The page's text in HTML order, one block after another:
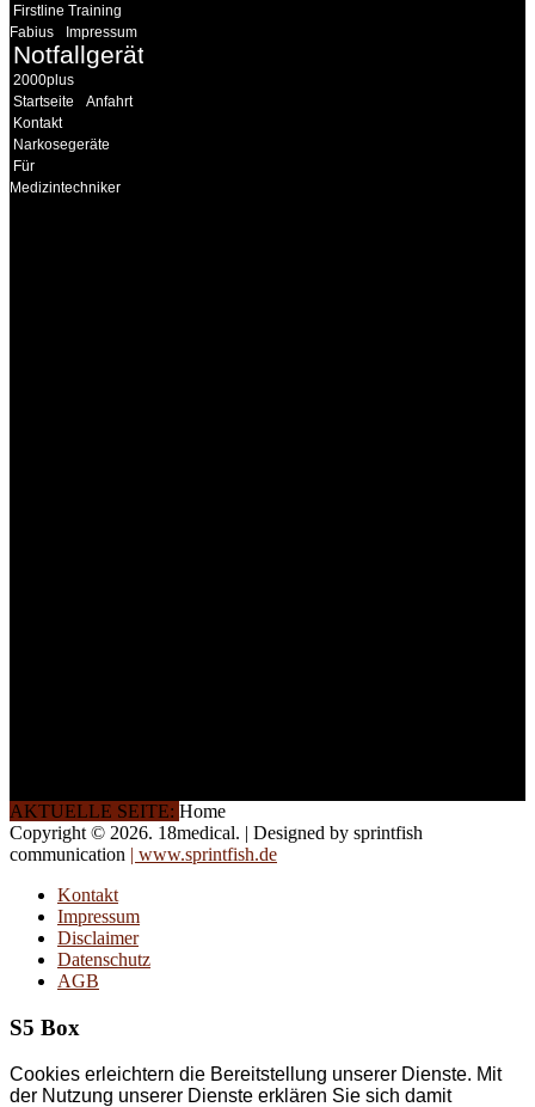
Firstline Training
Fabius
Impressum
Notfallgeräte
2000plus
Startseite
Anfahrt
Kontakt
Narkosegeräte
Für
Medizintechniker
AKTUELLE SEITE: Home
Copyright © 2026. 18medical. | Designed by sprintfish
communication | www.sprintfish.de
Kontakt
Impressum
Disclaimer
Datenschutz
AGB
S5 Box
Cookies erleichtern die Bereitstellung unserer Dienste. Mit
der Nutzung unserer Dienste erklären Sie sich damit